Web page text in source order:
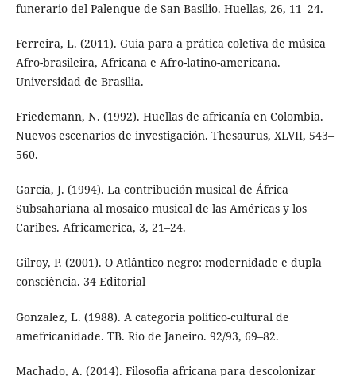
funerario del Palenque de San Basilio. Huellas, 26, 11–24.
Ferreira, L. (2011). Guia para a prática coletiva de música
Afro-brasileira, Africana e Afro-latino-americana.
Universidad de Brasilia.
Friedemann, N. (1992). Huellas de africanía en Colombia.
Nuevos escenarios de investigación. Thesaurus, XLVII, 543–
560.
García, J. (1994). La contribución musical de África
Subsahariana al mosaico musical de las Américas y los
Caribes. Africamerica, 3, 21–24.
Gilroy, P. (2001). O Atlântico negro: modernidade e dupla
consciência. 34 Editorial
Gonzalez, L. (1988). A categoria politico-cultural de
amefricanidade. TB. Rio de Janeiro. 92/93, 69–82.
Machado, A. (2014). Filosofia africana para descolonizar